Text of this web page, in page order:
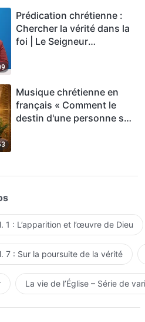
Prédication chrétienne :
Chercher la vérité dans la
foi | Le Seigneur
Musique chrétienne en
français « Comment le
destin d'une personne se
1 : L’apparition et l’œuvre de Dieu
7 : Sur la poursuite de la vérité
La vie de l’Église – Série de